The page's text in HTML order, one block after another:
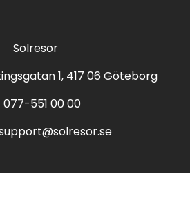
Solresor
1, 417 06 Göteborg
077-551 00 00